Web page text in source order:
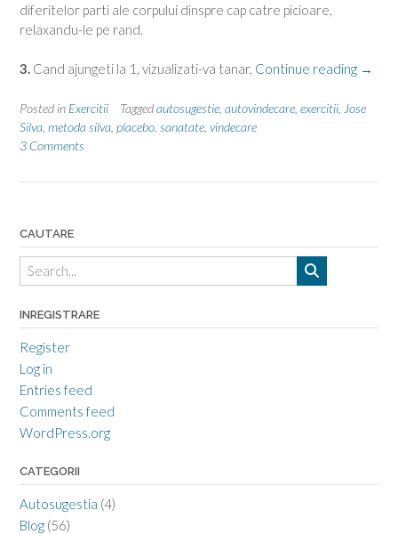
diferitelor parti ale corpului dinspre cap catre picioare,
relaxandu-le pe rand.
3. Cand ajungeti la 1, vizualizati-va tanar, Continue reading →
Posted in Exercitii Taggedautosugestie autovindecare exercitii Jose
Silva metoda silva placebo sanatate vindecare
3 Comments
CAUTARE
INREGISTRARE
Register
Log in
Entries feed
Comments feed
WordPress.org
CATEGORII
Autosugestia (4)
Blog (56)